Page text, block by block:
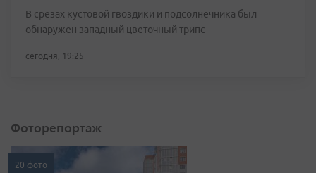
В срезах кустовой гвоздики и подсолнечника был
обнаружен западный цветочный трипс
сегодня, 19:25
Фоторепортаж
20 фото